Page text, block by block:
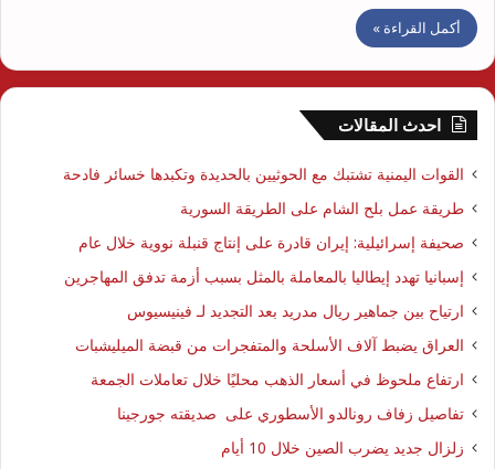
أكمل القراءة »
احدث المقالات
القوات اليمنية تشتبك مع الحوثيين بالحديدة وتكبدها خسائر فادحة
طريقة عمل بلح الشام على الطريقة السورية
صحيفة إسرائيلية: إيران قادرة على إنتاج قنبلة نووية خلال عام
إسبانيا تهدد إيطاليا بالمعاملة بالمثل بسبب أزمة تدفق المهاجرين
ارتياح بين جماهير ريال مدريد بعد التجديد لـ فينيسيوس
العراق يضبط آلاف الأسلحة والمتفجرات من قبضة الميليشبات
ارتفاع ملحوظ في أسعار الذهب محليًا خلال تعاملات الجمعة
تفاصيل زفاف رونالدو الأسطوري على صديقته جورجينا
زلزال جديد يضرب الصين خلال 10 أيام